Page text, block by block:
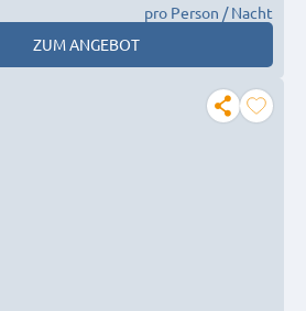
pro Person / Nacht
ZUM ANGEBOT